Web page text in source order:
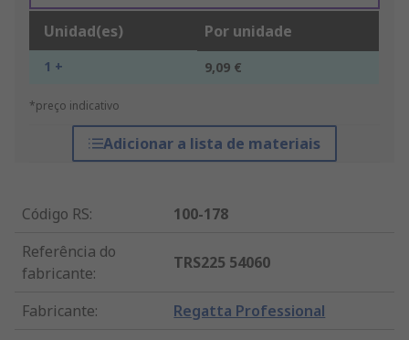
Unidad(es) Por unidade
1 + 9,09 €
*preço indicativo
Adicionar a lista de materiais
Código RS:
100-178
Referência do
fabricante:
TRS225 54060
Fabricante: Regatta Professional